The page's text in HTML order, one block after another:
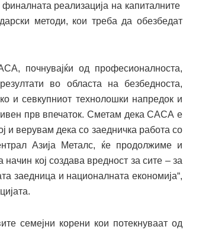
реализација на капиталните
методи, кои треба да обезбедат
почнувајќи од професионалноста,
во областа на безбедноста,
и севкупниот технолошки напредок и
прв впечаток. Сметам дека САСА е
и верувам дека со заедничка работа со
Азија Металс, ќе продолжиме и
кој создава вредност за сите – за
заедница и националната економија“,
семејни корени кои потекнуваат од